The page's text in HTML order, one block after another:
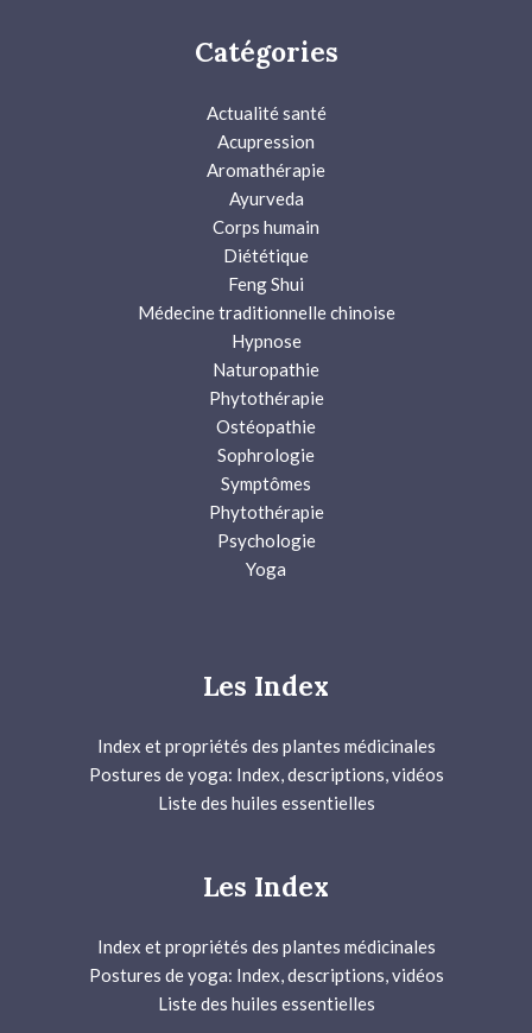
Catégories
Actualité santé
Acupression
Aromathérapie
Ayurveda
Corps humain
Diététique
Feng Shui
Médecine traditionnelle chinoise
Hypnose
Naturopathie
Phytothérapie
Ostéopathie
Sophrologie
Symptômes
Phytothérapie
Psychologie
Yoga
Les Index
Index et propriétés des plantes médicinales
Postures de yoga: Index, descriptions, vidéos
Liste des huiles essentielles
Les Index
Index et propriétés des plantes médicinales
Postures de yoga: Index, descriptions, vidéos
Liste des huiles essentielles